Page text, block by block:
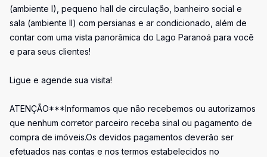
(ambiente I), pequeno hall de circulação, banheiro social e
sala (ambiente II) com persianas e ar condicionado, além de
contar com uma vista panorâmica do Lago Paranoá para você
e para seus clientes!
Ligue e agende sua visita!
ATENÇÃO***Informamos que não recebemos ou autorizamos
que nenhum corretor parceiro receba sinal ou pagamento de
compra de imóveis.Os devidos pagamentos deverão ser
efetuados nas contas e nos termos estabelecidos no